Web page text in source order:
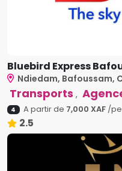
Bluebird Express
Ndiedam, Bafoussam,
Transports ,
4 A partir de 7,000 XAF/
2.5